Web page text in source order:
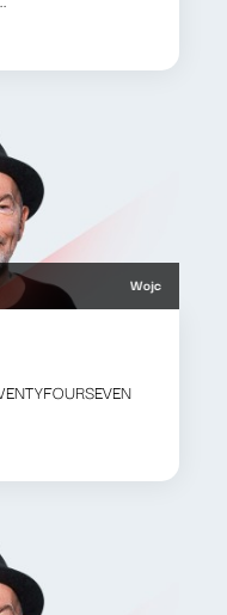
Wojciech